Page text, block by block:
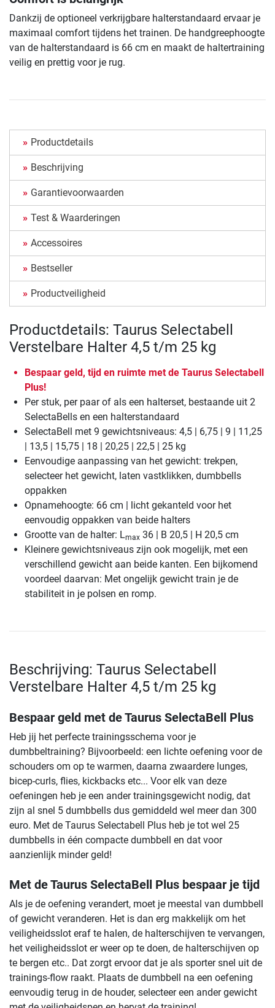
Dankzij de optioneel verkrijgbare halterstandaard ervaar je
maximaal comfort tijdens het trainen. De handgreephoogte
van de halterstandaard is 66 cm en maakt de haltertraining
veilig en prettig voor je rug.
Productdetails
Beschrijving
Garantievoorwaarden
Test & Waarderingen
Accessoires
Bestseller
Productveiligheid
Productdetails: Taurus Selectabell
Verstelbare Halter 4,5 t/m 25 kg
Bespaar geld, tijd en ruimte met de Taurus Selectabell
Plus!
Per stuk, per paar of als een halterset, bestaande uit 2
SelectaBells en een halterstandaard
SelectaBell met 9 gewichtsniveaus: 4,5 | 6,75 | 9 | 11,25
| 13,5 | 15,75 | 18 | 20,25 | 22,5 | 25 kg
Eenvoudige aanpassing van het gewicht: trekpen,
selecteer het gewicht, laten vastklikken, dumbbells
oppakken
Opnamehoogte: 66 cm | licht gekanteld voor het
eenvoudig oppakken van beide halters
Grootte van de halter: Lmax 36 | B 20,5 | H 20,5 cm
Kleinere gewichtsniveaus zijn ook mogelijk, met een
verschillend gewicht aan beide kanten. Een bijkomend
voordeel daarvan: Met ongelijk gewicht train je de
stabiliteit in je polsen en romp.
Beschrijving: Taurus Selectabell
Verstelbare Halter 4,5 t/m 25 kg
Bespaar geld met de Taurus SelectaBell Plus
Heb jij het perfecte trainingsschema voor je
dumbbeltraining? Bijvoorbeeld: een lichte oefening voor de
schouders om op te warmen, daarna zwaardere lunges,
bicep-curls, flies, kickbacks etc... Voor elk van deze
oefeningen heb je een ander trainingsgewicht nodig, dat
zijn al snel 5 dumbbells dus gemiddeld wel meer dan 300
euro. Met de Taurus Selectabell Plus heb je tot wel 25
dumbbells in één compacte dumbbell en dat voor
aanzienlijk minder geld!
Met de Taurus SelectaBell Plus bespaar je tijd
Als je de oefening verandert, moet je meestal van dumbbell
of gewicht veranderen. Het is dan erg makkelijk om het
veiligheidsslot eraf te halen, de halterschijven te vervangen,
het veiligheidsslot er weer op te doen, de halterschijven op
te bergen etc.. Dat zorgt ervoor dat je als sporter snel uit de
trainings-flow raakt. Plaats de dumbbell na een oefening
eenvoudig terug in de houder, selecteer een ander gewicht